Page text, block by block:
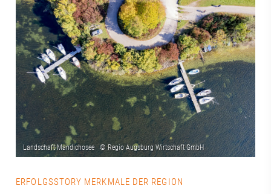
ERFOLGSSTORY MERKMALE DER REGION